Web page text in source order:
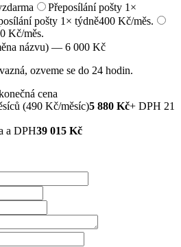
zdarma
Přeposílání pošty 1×
pošty 1× týdně400 Kč/měs.
Kč/měs.
názvu) — 6 000 Kč
ozveme se do 24 hodin.
cena
(490 Kč/měsíc)5 880 Kč+ DPH 21
a DPH39 015 Kč